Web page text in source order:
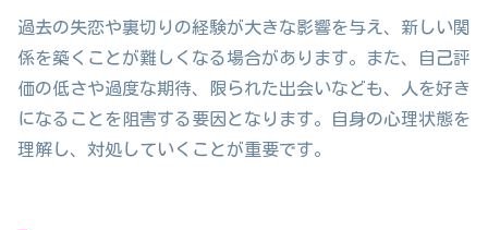
過去の失恋や裏切りの経験が大きな影響を与え、新しい関
係を築くことが難しくなる場合があります。また、自己評
価の低さや過度な期待、限られた出会いなども、人を好き
になることを阻害する要因となります。自身の心理状態を
理解し、対処していくことが重要です。